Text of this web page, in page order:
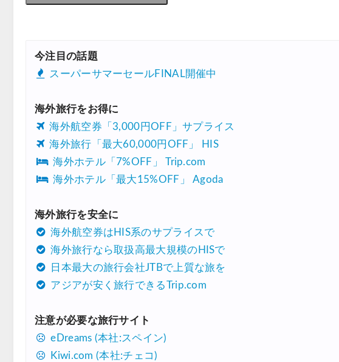
今注目の話題
スーパーサマーセールFINAL開催中
海外旅行をお得に
海外航空券「3,000円OFF」サプライス
海外旅行「最大60,000円OFF」 HIS
海外ホテル「7%OFF」 Trip.com
海外ホテル「最大15%OFF」 Agoda
海外旅行を安全に
海外航空券はHIS系のサプライスで
海外旅行なら取扱高最大規模のHISで
日本最大の旅行会社JTBで上質な旅を
アジアが安く旅行できるTrip.com
注意が必要な旅行サイト
eDreams (本社:スペイン)
Kiwi.com (本社:チェコ)